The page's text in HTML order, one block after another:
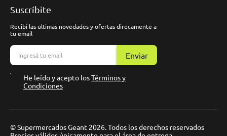
Suscríbite
Recibí las ultimas novedades y ofertas direcamente a
tu email
Enviar
He leído y acepto losTérminos y
Condiciones
© Supermercados Geant 2026. Todos los derechos reservados